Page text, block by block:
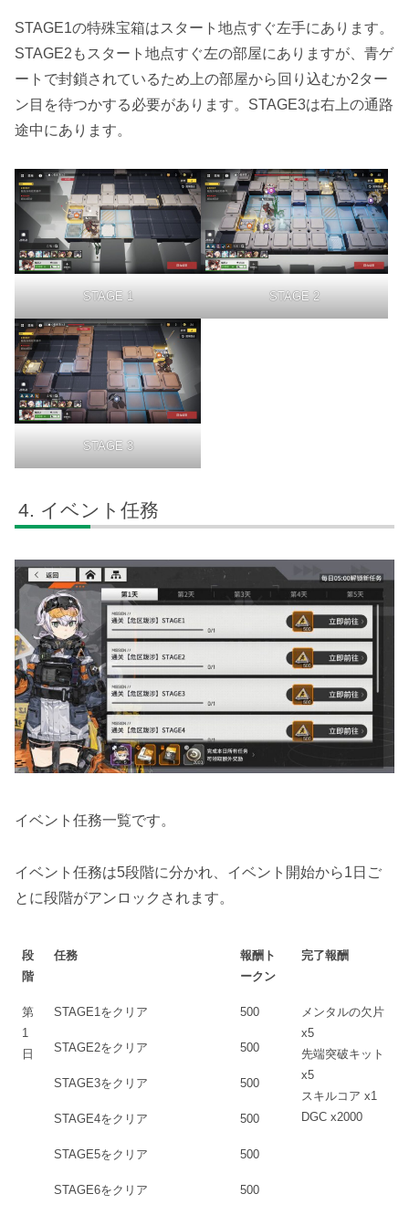
STAGE1の特殊宝箱はスタート地点すぐ左手にあります。
STAGE2もスタート地点すぐ左の部屋にありますが、青ゲ
ートで封鎖されているため上の部屋から回り込むか2ター
ン目を待つかする必要があります。STAGE3は右上の通路
途中にあります。
STAGE 1 STAGE 2
STAGE 3
イベント任務
イベント任務一覧です。
イベント任務は5段階に分かれ、イベント開始から1日ご
とに段階がアンロックされます。
段
階
任務
報酬ト
ークン
完了報酬
第
1
日
STAGE1をクリア 500
メンタルの欠片
x5
先端突破キット
x5
スキルコア x1
DGC x2000
STAGE2をクリア 500
STAGE3をクリア 500
STAGE4をクリア 500
STAGE5をクリア 500
STAGE6をクリア 500